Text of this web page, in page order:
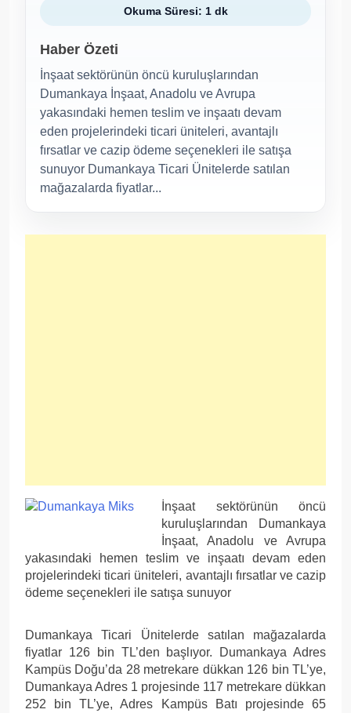
Okuma Süresi: 1 dk
Haber Özeti
İnşaat sektörünün öncü kuruluşlarından
Dumankaya İnşaat, Anadolu ve Avrupa
yakasındaki hemen teslim ve inşaatı devam
eden projelerindeki ticari üniteleri, avantajlı
fırsatlar ve cazip ödeme seçenekleri ile satışa
sunuyor Dumankaya Ticari Ünitelerde satılan
mağazalarda fiyatlar...
İnşaat sektörünün öncü
kuruluşlarından Dumankaya
İnşaat, Anadolu ve Avrupa
yakasındaki hemen teslim ve inşaatı devam eden
projelerindeki ticari üniteleri, avantajlı fırsatlar ve cazip
ödeme seçenekleri ile satışa sunuyor
Dumankaya Ticari Ünitelerde satılan mağazalarda
fiyatlar 126 bin TL’den başlıyor. Dumankaya Adres
Kampüs Doğu’da 28 metrekare dükkan 126 bin TL’ye,
Dumankaya Adres 1 projesinde 117 metrekare dükkan
252 bin TL’ye, Adres Kampüs Batı projesinde 65